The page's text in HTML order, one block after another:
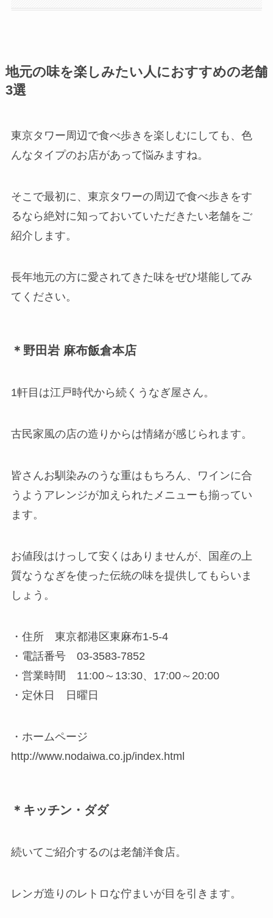
地元の味を楽しみたい人におすすめの老舗
3選
東京タワー周辺で食べ歩きを楽しむにしても、色
んなタイプのお店があって悩みますね。
そこで最初に、東京タワーの周辺で食べ歩きをす
るなら絶対に知っておいていただきたい老舗をご
紹介します。
長年地元の方に愛されてきた味をぜひ堪能してみ
てください。
＊野田岩 麻布飯倉本店
1軒目は江戸時代から続くうなぎ屋さん。
古民家風の店の造りからは情緒が感じられます。
皆さんお馴染みのうな重はもちろん、ワインに合
うようアレンジが加えられたメニューも揃ってい
ます。
お値段はけっして安くはありませんが、国産の上
質なうなぎを使った伝統の味を提供してもらいま
しょう。
・住所 東京都港区東麻布1-5-4
・電話番号 03-3583-7852
・営業時間 11:00～13:30、17:00～20:00
・定休日 日曜日
・ホームページ
http://www.nodaiwa.co.jp/index.html
＊キッチン・ダダ
続いてご紹介するのは老舗洋食店。
レンガ造りのレトロな佇まいが目を引きます。